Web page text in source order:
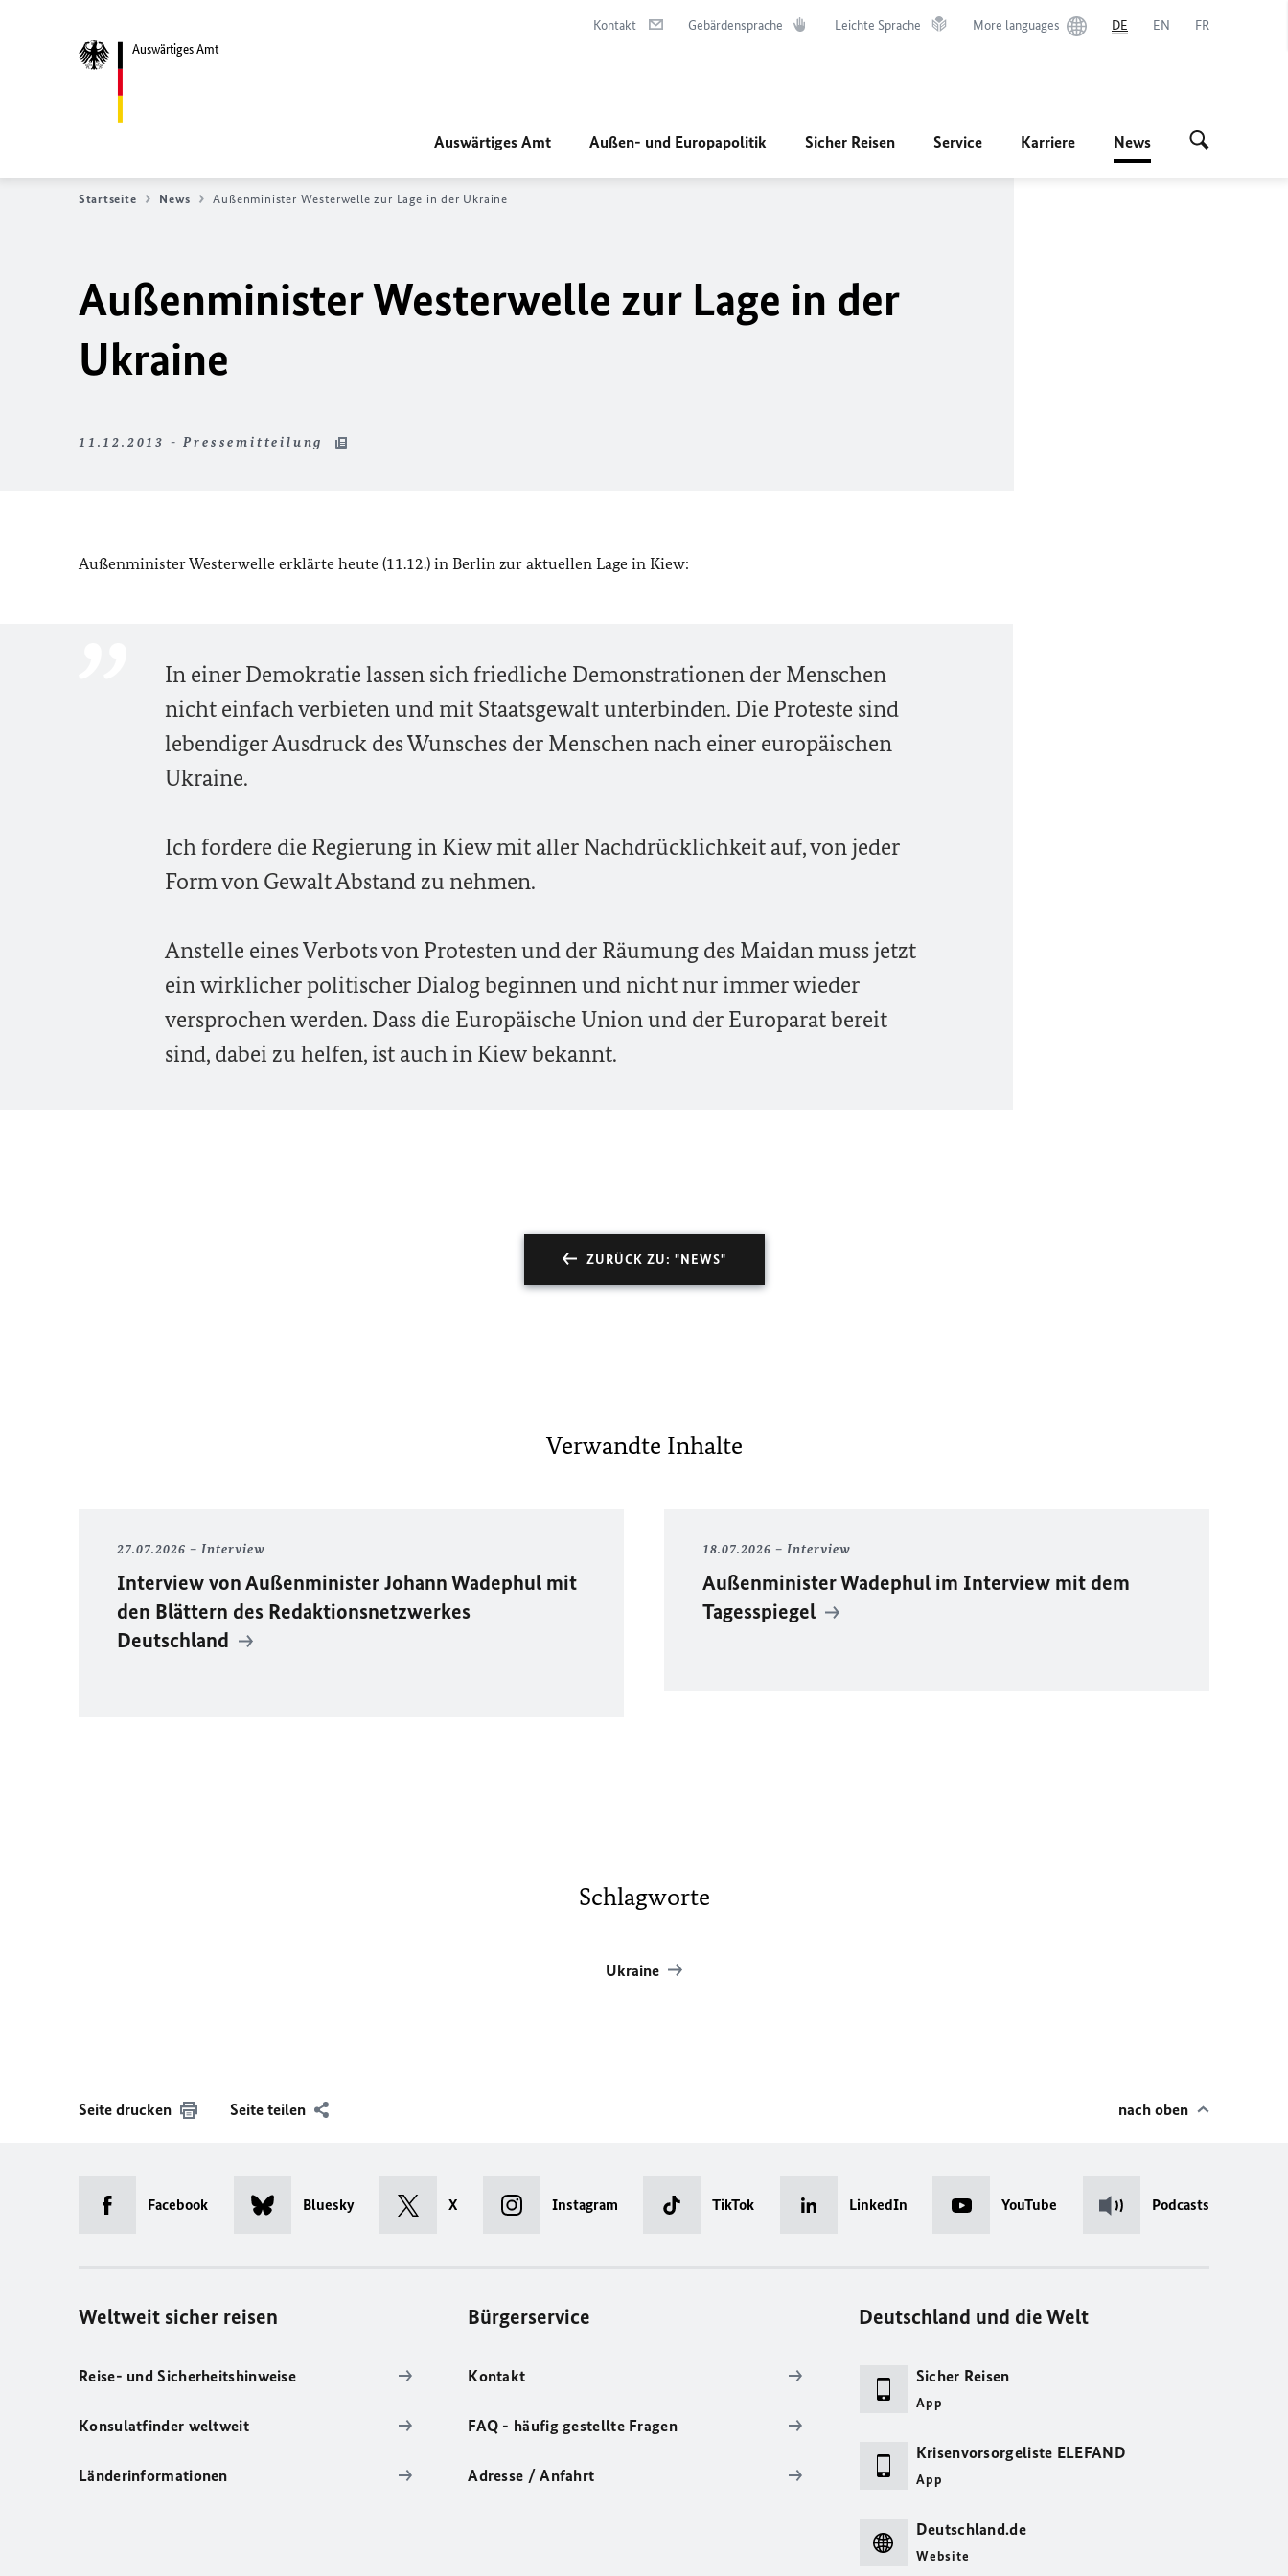
Auswärtiges Amt
Kontakt Gebärdensprache Leichte Sprache More languages DE EN FR
Auswärtiges Amt Außen- und Europapolitik Sicher Reisen Service Karriere News
Startseite News Außenminister Westerwelle zur Lage in der Ukraine
Außenminister Westerwelle zur Lage in der
Ukraine
11.12.2013 - Pressemitteilung
Außenminister Westerwelle erklärte heute (11.12.) in Berlin zur aktuellen Lage in Kiew:
In einer Demokratie lassen sich friedliche Demonstrationen der Menschen
nicht einfach verbieten und mit Staatsgewalt unterbinden. Die Proteste sind
lebendiger Ausdruck des Wunsches der Menschen nach einer europäischen
Ukraine.
Ich fordere die Regierung in Kiew mit aller Nachdrücklichkeit auf, von jeder
Form von Gewalt Abstand zu nehmen.
Anstelle eines Verbots von Protesten und der Räumung des Maidan muss jetzt
ein wirklicher politischer Dialog beginnen und nicht nur immer wieder
versprochen werden. Dass die Europäische Union und der Europarat bereit
sind, dabei zu helfen, ist auch in Kiew bekannt.
ZURÜCK ZU: "NEWS"
Verwandte Inhalte
27.07.2026 Interview
Interview von Außenminister Johann Wadephul mit
den Blättern des Redaktionsnetzwerkes
Deutschland
18.07.2026 Interview
Außenminister Wadephul im Interview mit dem
Tagesspiegel
Schlagworte
Ukraine
Seite drucken Seite teilen nach oben
Facebook Bluesky X Instagram TikTok LinkedIn YouTube Podcasts
Weltweit sicher reisen
Reise- und Sicherheitshinweise
Konsulatfinder weltweit
Länderinformationen
Bürgerservice
Kontakt
FAQ - häufig gestellte Fragen
Adresse / Anfahrt
Deutschland und die Welt
Sicher Reisen
App
Krisenvorsorgeliste ELEFAND
App
Deutschland.de
Website